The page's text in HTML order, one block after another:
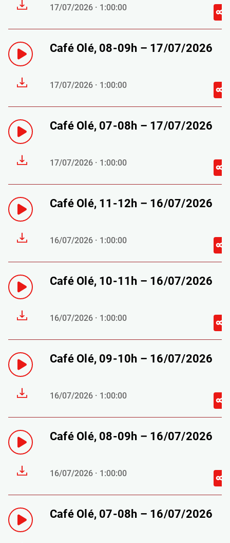
17/07/2026 · 1:00:00
Café Olé, 08-09h – 17/07/2026
17/07/2026 · 1:00:00
Café Olé, 07-08h – 17/07/2026
17/07/2026 · 1:00:00
Café Olé, 11-12h – 16/07/2026
16/07/2026 · 1:00:00
Café Olé, 10-11h – 16/07/2026
16/07/2026 · 1:00:00
Café Olé, 09-10h – 16/07/2026
16/07/2026 · 1:00:00
Café Olé, 08-09h – 16/07/2026
16/07/2026 · 1:00:00
Café Olé, 07-08h – 16/07/2026